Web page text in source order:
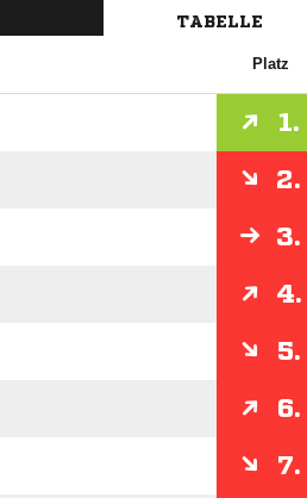
TABELLE
Platz
1.
2.
3.
4.
5.
6.
7.